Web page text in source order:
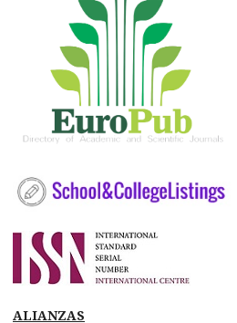
ALIANZAS